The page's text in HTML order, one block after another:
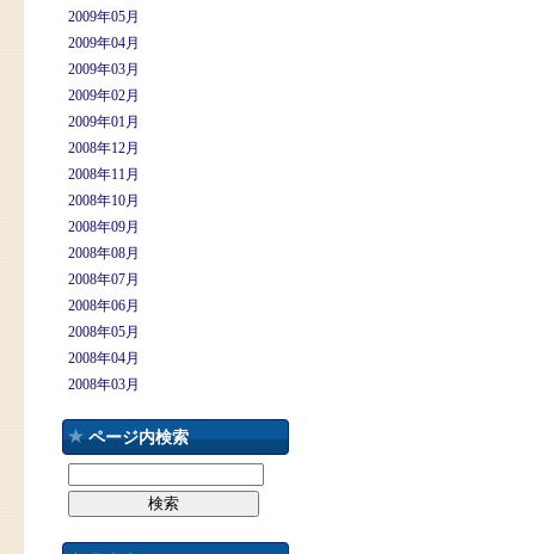
2009年05月
2009年04月
2009年03月
2009年02月
2009年01月
2008年12月
2008年11月
2008年10月
2008年09月
2008年08月
2008年07月
2008年06月
2008年05月
2008年04月
2008年03月
ページ内検索